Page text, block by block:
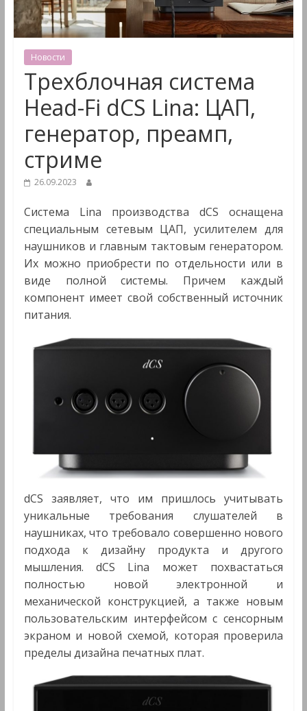
&
Мультимедиа
Новости
Трехблочная система
Head-Fi dCS Lina: ЦАП,
генератор, преамп,
стриме
26.09.2023
Система Lina производства dCS оснащена
специальным сетевым ЦАП, усилителем для
наушников и главным тактовым генератором.
Их можно приобрести по отдельности или в
виде полной системы. Причем каждый
компонент имеет свой собственный источник
питания.
dCS заявляет, что им пришлось учитывать
уникальные требования слушателей в
наушниках, что требовало совершенно нового
подхода к дизайну продукта и другого
мышления. dCS Lina может похвастаться
полностью новой электронной и
механической конструкцией, а также новым
пользовательским интерфейсом с сенсорным
экраном и новой схемой, которая проверила
пределы дизайна печатных плат.